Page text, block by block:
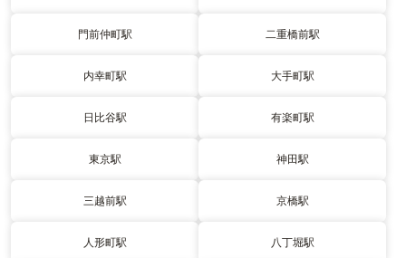
門前仲町駅 二重橋前駅
内幸町駅 大手町駅
日比谷駅 有楽町駅
東京駅 神田駅
三越前駅 京橋駅
人形町駅 八丁堀駅